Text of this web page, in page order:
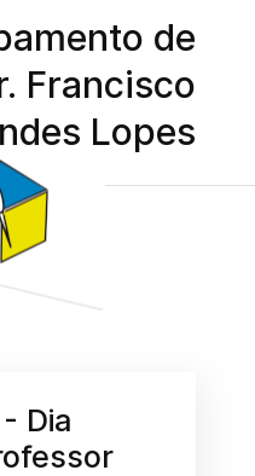
de
Francisco
Lopes
Dia